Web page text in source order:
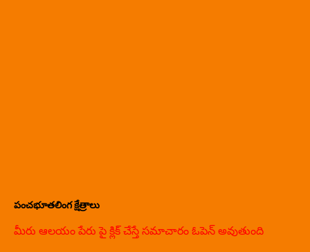
పంచభూతలింగ క్షేత్రాలు
మీరు ఆలయం పేరు పై క్లిక్ చేస్తే సమాచారం ఓపెన్ అవుతుంది